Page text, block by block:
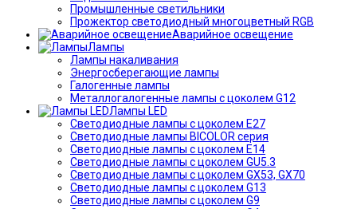
Промышленные светильники
Прожектор светодиодный многоцветный RGB
Аварийное освещение
Лампы
Лампы накаливания
Энергосберегающие лампы
Галогенные лампы
Металлогалогенные лампы с цоколем G12
Лампы LED
Светодиодные лампы с цоколем E27
Светодиодные лампы BICOLOR серия
Светодиодные лампы с цоколем E14
Светодиодные лампы с цоколем GU5.3
Светодиодные лампы с цоколем GX53, GX70
Светодиодные лампы с цоколем G13
Светодиодные лампы с цоколем G9